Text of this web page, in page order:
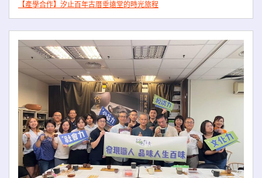
【產學合作】汐止百年古厝垂遠堂的時光旅程